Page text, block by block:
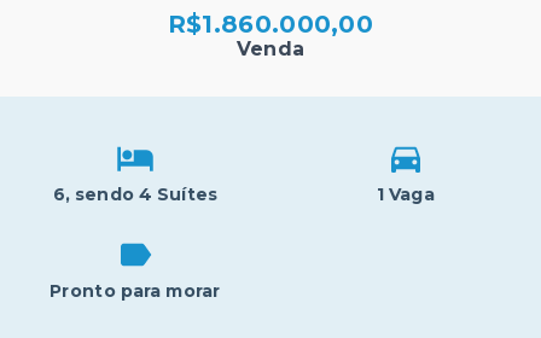
R$1.860.000,00
Venda
6, sendo 4 Suítes 1 Vaga
Pronto para morar